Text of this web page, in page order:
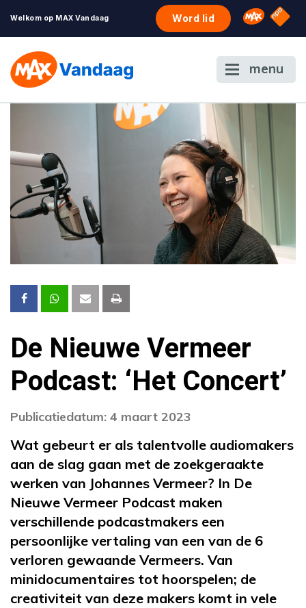
Welkom op MAX Vandaag Word lid Omroep
NPO
menu
De Nieuwe Vermeer
Podcast: ‘Het Concert’
Publicatiedatum: 4 maart 2023
Wat gebeurt er als talentvolle audiomakers
aan de slag gaan met de zoekgeraakte
werken van Johannes Vermeer? In De
Nieuwe Vermeer Podcast maken
verschillende podcastmakers een
persoonlijke vertaling van een van de 6
verloren gewaande Vermeers. Van
minidocumentaires tot hoorspelen; de
creativiteit van deze makers komt in vele